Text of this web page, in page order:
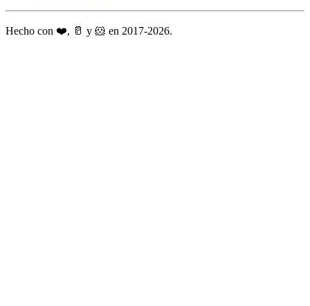
Hecho con ❤️, 🥛 y 🐹 en 2017-2026.